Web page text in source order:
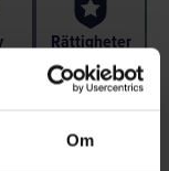
Om
Rättigheter
om en